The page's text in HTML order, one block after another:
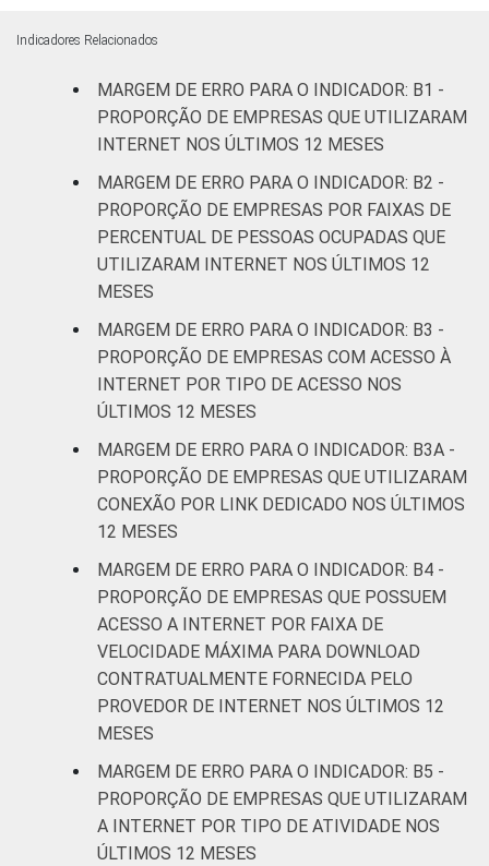
automotores e
motocicletas
armazenagem
e correio
3,7 3,8
Alojamento e
Atividades
imobiliárias;
Atividades
científicas e
técnicas;
Atividades
e serviços
complentares
3,6 3,9
Informação e
Comunicação
3,8 4,0
recreação;
Outras
atividades de
serviços
3,6 3,8
Indicadores Relacionados
MARGEM DE ERRO PARA O INDICADOR: B1 -
PROPORÇÃO DE EMPRESAS QUE UTILIZARAM
INTERNET NOS ÚLTIMOS 12 MESES
MARGEM DE ERRO PARA O INDICADOR: B2 -
PROPORÇÃO DE EMPRESAS POR FAIXAS DE
PERCENTUAL DE PESSOAS OCUPADAS QUE
UTILIZARAM INTERNET NOS ÚLTIMOS 12
MESES
MARGEM DE ERRO PARA O INDICADOR: B3 -
PROPORÇÃO DE EMPRESAS COM ACESSO À
INTERNET POR TIPO DE ACESSO NOS
ÚLTIMOS 12 MESES
MARGEM DE ERRO PARA O INDICADOR: B3A -
PROPORÇÃO DE EMPRESAS QUE UTILIZARAM
CONEXÃO POR LINK DEDICADO NOS ÚLTIMOS
12 MESES
MARGEM DE ERRO PARA O INDICADOR: B4 -
PROPORÇÃO DE EMPRESAS QUE POSSUEM
ACESSO A INTERNET POR FAIXA DE
VELOCIDADE MÁXIMA PARA DOWNLOAD
CONTRATUALMENTE FORNECIDA PELO
PROVEDOR DE INTERNET NOS ÚLTIMOS 12
MESES
MARGEM DE ERRO PARA O INDICADOR: B5 -
PROPORÇÃO DE EMPRESAS QUE UTILIZARAM
A INTERNET POR TIPO DE ATIVIDADE NOS
ÚLTIMOS 12 MESES